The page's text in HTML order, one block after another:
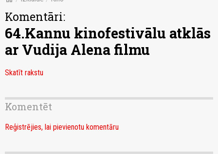
Komentāri:
64.Kannu kinofestivālu atklās
ar Vudija Alena filmu
Skatīt rakstu
Komentēt
Reģistrējies, lai pievienotu komentāru